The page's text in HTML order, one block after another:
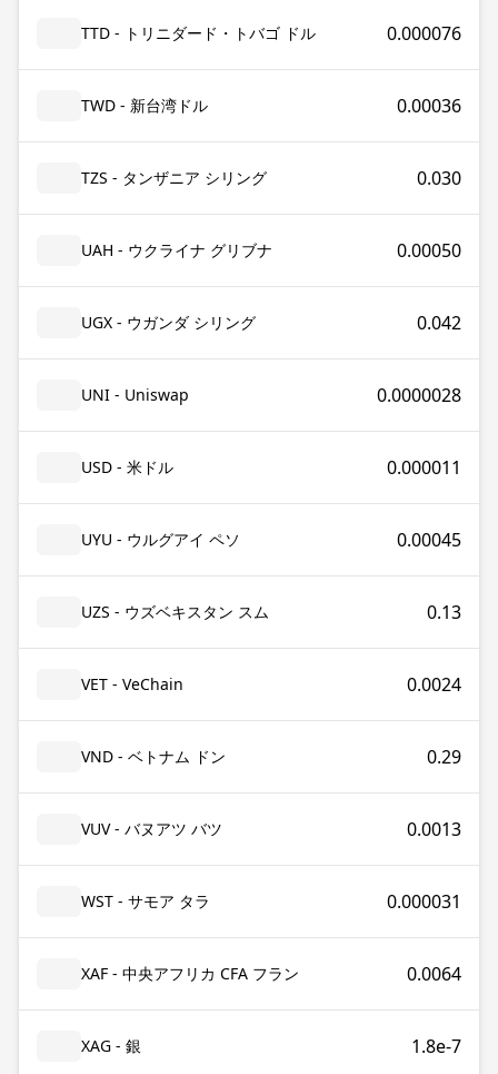
TTD - トリニダード・トバゴ ドル 0.000076
TWD - 新台湾ドル 0.00036
TZS - タンザニア シリング 0.030
UAH - ウクライナ グリブナ 0.00050
UGX - ウガンダ シリング 0.042
UNI - Uniswap 0.0000028
USD - 米ドル 0.000011
UYU - ウルグアイ ペソ 0.00045
UZS - ウズベキスタン スム 0.13
VET - VeChain 0.0024
VND - ベトナム ドン 0.29
VUV - バヌアツ バツ 0.0013
WST - サモア タラ 0.000031
XAF - 中央アフリカ CFA フラン 0.0064
XAG - 銀 1.8e-7